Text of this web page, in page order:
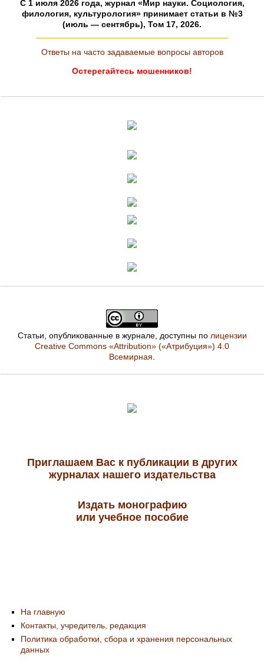
C 1 июля 2026 года, журнал «Мир науки. Социология,
филология, культурология» принимает статьи в №3
(июль — сентябрь), Том 17, 2026.
Ответы на часто задаваемые вопросы авторов
Остерегайтесь мошенников!
Статьи, опубликованные в журнале, доступны по лицензии
Creative Commons «Attribution» («Атрибуция») 4.0
Всемирная
Приглашаем Вас к публикации в других
журналах нашего издательства
Издать монографию
или учебное пособие
На главную
Контакты, учредитель, редакция
Политика обработки, сбора и хранения персональных
данных